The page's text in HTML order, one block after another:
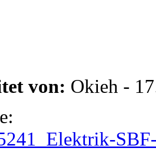
von: Okieh -